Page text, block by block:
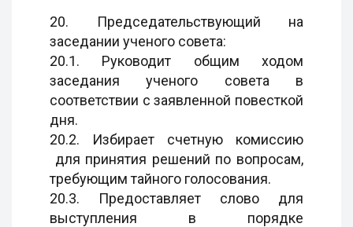
20. Председательствующий на
заседании ученого совета:
20.1. Руководит общим ходом
заседания ученого совета в
соответствии с заявленной повесткой
дня.
20.2. Избирает счетную комиссию
для принятия решений по вопросам,
требующим тайного голосования.
20.3. Предоставляет слово для
выступления в порядке